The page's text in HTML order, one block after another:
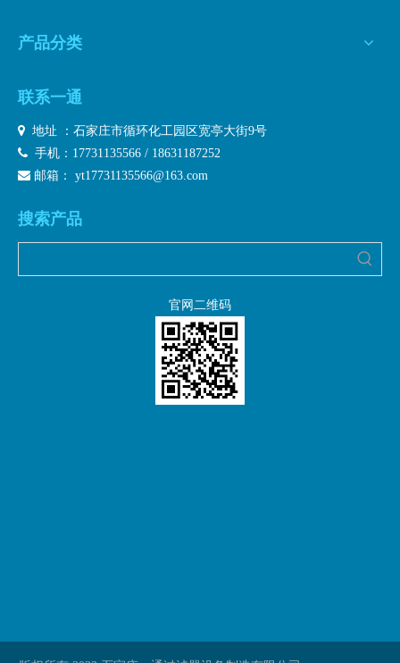
产品分类
联系一通
 地址 ：石家庄市循环化工园区宽亭大街9号
 手机：17731135566 / 18631187252
 邮箱： yt17731135566@163.com
搜索产品
官网二维码